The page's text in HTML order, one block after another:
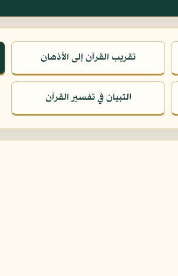
تقريب القرآن إلى الأذهان
التبيان في تفسير القرآن